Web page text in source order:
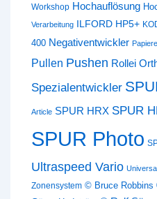
Workshop Hochauflösung
Verarbeitung ILFORD HP5+
400 Negativentwickler
Pullen Pushen Rollei
Spezialentwickler
Article SPUR HRX SPUR
SPUR Photo
Ultraspeed Vario
Zonensystem © Bruce Robbins